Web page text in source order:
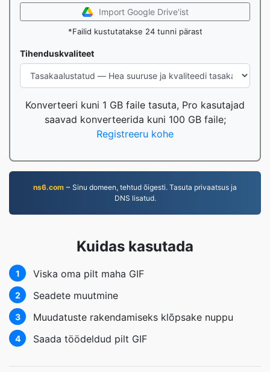
Import Google Drive'ist
*Failid kustutatakse 24 tunni pärast
Tihenduskvaliteet
Konverteeri kuni 1 GB faile tasuta, Pro kasutajad
saavad konverteerida kuni 100 GB faile;
Registreeru kohe
ns6.com ~ Sinu domeen, tehtud õigesti. Tasuta privaatsus ja
DNS lisatud.
Kuidas kasutada
1 Viska oma pilt maha GIF
2 Seadete muutmine
3 Muudatuste rakendamiseks klõpsake nuppu
4 Saada töödeldud pilt GIF